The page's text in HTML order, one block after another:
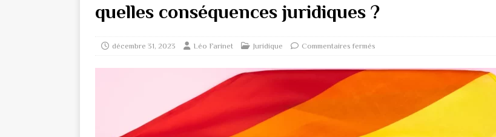
quelles conséquences juridiques ?
décembre 31, 2023 Léo Farinet Juridique Commentaires fermés